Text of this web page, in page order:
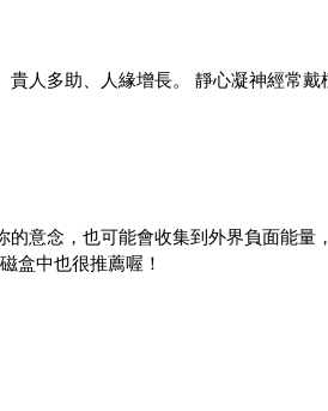
人多助、人緣增長。 靜心凝神經常
意念，也可能會收集到外界負面能
盒中也很推薦喔！